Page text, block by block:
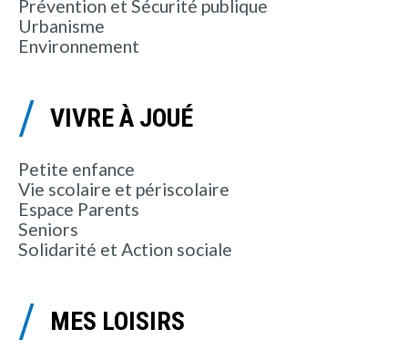
Prévention et Sécurité publique
Urbanisme
Environnement
VIVRE À JOUÉ
Petite enfance
Vie scolaire et périscolaire
Espace Parents
Seniors
Solidarité et Action sociale
MES LOISIRS